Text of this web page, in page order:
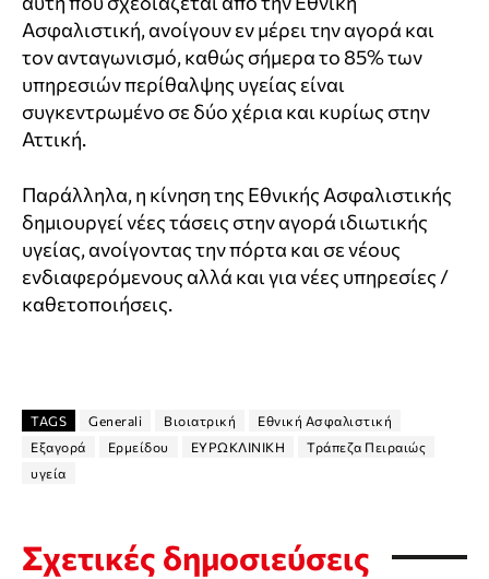
Ασφαλιστική, ανοίγουν εν μέρει την αγορά και
τον ανταγωνισμό, καθώς σήμερα το 85% των
υπηρεσιών περίθαλψης υγείας είναι
συγκεντρωμένο σε δύο χέρια και κυρίως στην
Αττική.
Παράλληλα, η κίνηση της Εθνικής Ασφαλιστικής
δημιουργεί νέες τάσεις στην αγορά ιδιωτικής
υγείας, ανοίγοντας την πόρτα και σε νέους
ενδιαφερόμενους αλλά και για νέες υπηρεσίες /
καθετοποιήσεις.
TAGS Generali Βιοιατρική
Εθνική Ασφαλιστική
Εξαγορά
Ερμείδου ΕΥΡΩΚΛΙΝΙΚΗ
Τράπεζα Πειραιώς
υγεία
Σχετικές δημοσιεύσεις